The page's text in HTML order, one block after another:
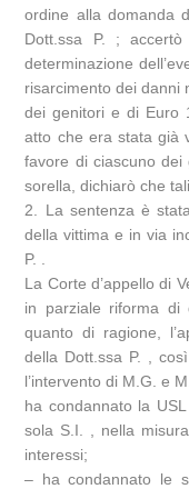
ordine alla domanda
Dott.ssa P. ; accertò
determinazione
risarcimento dei danni
dei genitori e di Euro
atto che era stata già
favore di ciascuno
sorella, dichiarò che
2. La sentenza è
della vittima e in via
P. .
La Corte d’appello di
in parziale riforma di
quanto di ragione,
della Dott.ssa P. ,
l’intervento di M.G. e
ha condannato la
sola S.I. , nella
interessi;
– ha condannato le